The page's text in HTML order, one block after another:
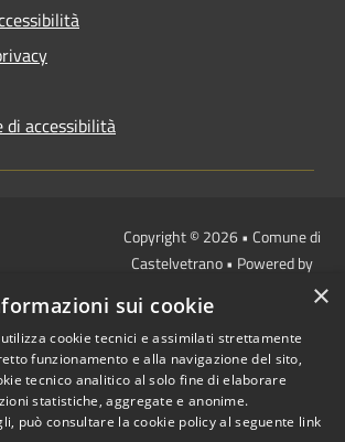
di accessibilità
Copyright © 2026 • Comune di
Castelvetrano • Powered by
redazione
×
sui cookie
cookie tecnici e assimilati strettamente
funzionamento e alla navigazione del sito,
tecnico analitico al solo fine di elaborare
statistiche, aggregate e anonime.
può consultare la cookie policy al seguente link